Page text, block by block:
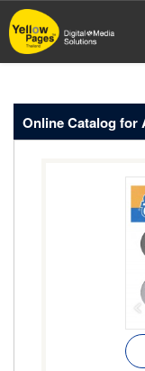
Skip
to
main
Online Catalog for